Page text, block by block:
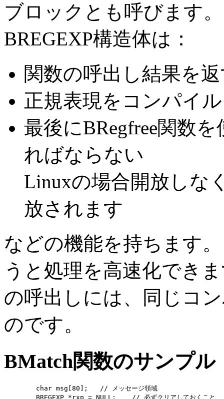
ブロックとも呼びます。
BREGEXP構造体は：
関数の呼出し結果を
正規表現をコンパイ
最後にBRegfree関数
ればならない
Linuxの場合開放しな
放されます
などの機能を持ちます
うと処理を高速化でき
の呼出しには、同じコ
のです。
BMatch関数のサンプル